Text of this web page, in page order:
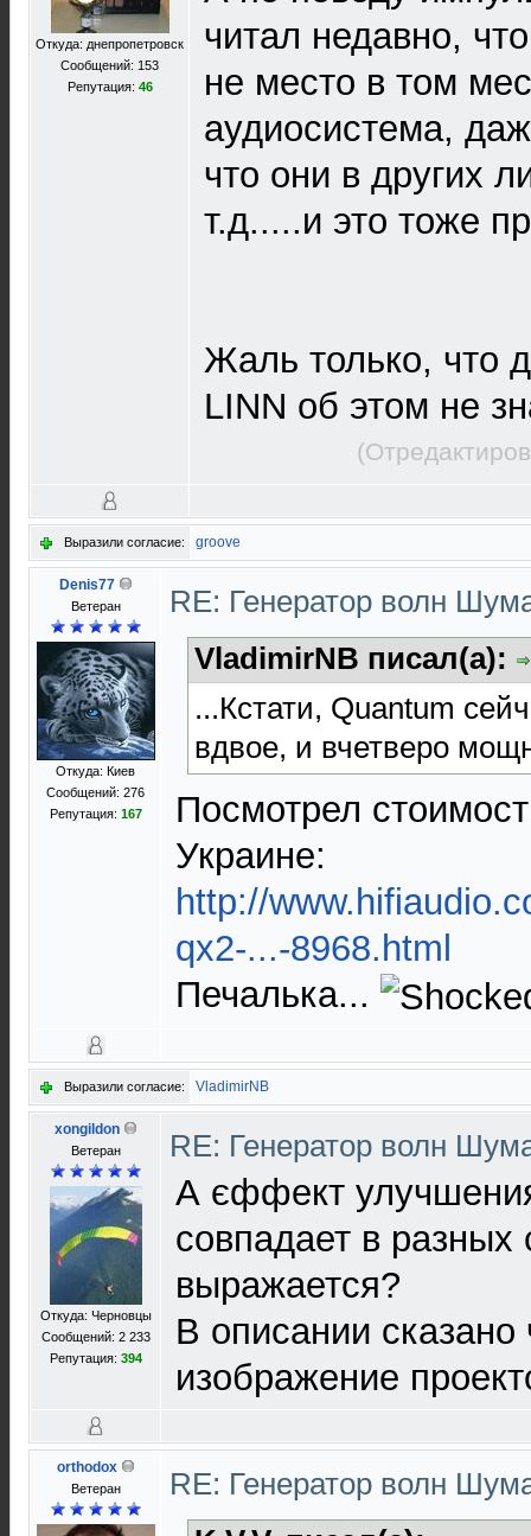
Откуда: днепропетровск
Сообщений: 153
Репутация: 46
читал недавно,
не место в том
аудиосистема,
что они в других
т.д.....и это тоже
Жаль только, что
LINN об этом не
Выразили согласие: groove
Denis77
Ветеран
Откуда: Киев
Сообщений: 276
Репутация: 167
RE: Генератор волн
VladimirNB писал(а):
...Кстати, Quantum
вдвое, и вчетверо
Посмотрел
Украине:
http://
qx2-...-8968.html
Печалька...
Выразили согласие: VladimirNB
xongildon
Ветеран
Откуда: Черновцы
Сообщений: 2 233
Репутация: 394
RE: Генератор волн
А єффект
совпадает в
выражается?
В описании
изображение
orthodox
Ветеран
RE: Генератор волн